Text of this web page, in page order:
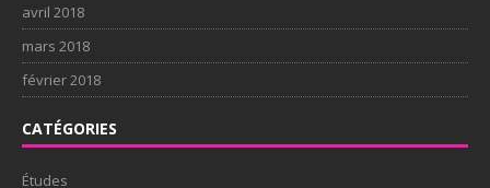
avril 2018
mars 2018
février 2018
CATÉGORIES
Études